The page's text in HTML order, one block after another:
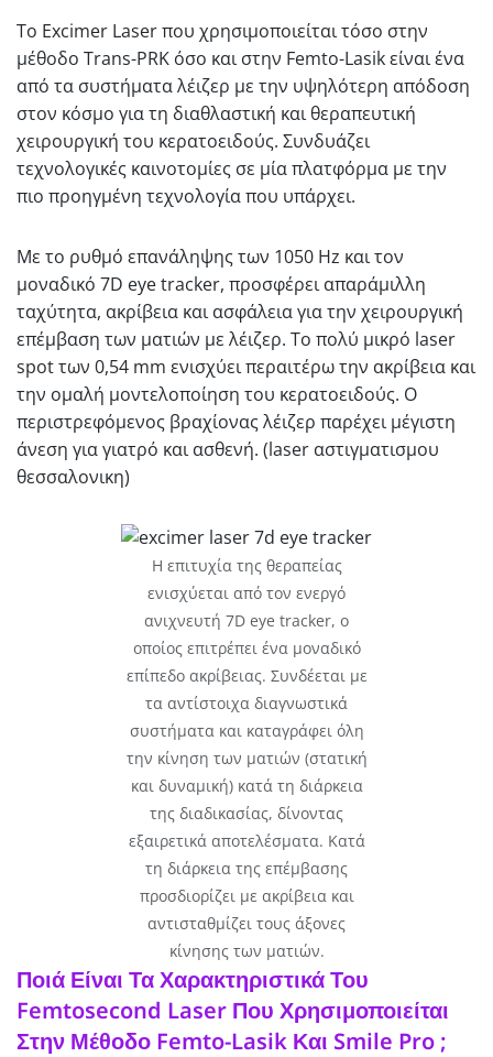
Το Excimer Laser που χρησιμοποιείται τόσο στην
μέθοδο Trans-PRK όσο και στην Femto-Lasik είναι ένα
από τα συστήματα λέιζερ με την υψηλότερη απόδοση
στον κόσμο για τη διαθλαστική και θεραπευτική
χειρουργική του κερατοειδούς. Συνδυάζει
τεχνολογικές καινοτομίες σε μία πλατφόρμα με την
πιο προηγμένη τεχνολογία που υπάρχει.
Με το ρυθμό επανάληψης των 1050 Hz και τον
μοναδικό 7D eye tracker, προσφέρει απαράμιλλη
ταχύτητα, ακρίβεια και ασφάλεια για την χειρουργική
επέμβαση των ματιών με λέιζερ. Το πολύ μικρό laser
spot των 0,54 mm ενισχύει περαιτέρω την ακρίβεια και
την ομαλή μοντελοποίηση του κερατοειδούς. Ο
περιστρεφόμενος βραχίονας λέιζερ παρέχει μέγιστη
άνεση για γιατρό και ασθενή. (laser αστιγματισμου
θεσσαλονικη)
Η επιτυχία της θεραπείας
ενισχύεται από τον ενεργό
ανιχνευτή 7D eye tracker, ο
οποίος επιτρέπει ένα μοναδικό
επίπεδο ακρίβειας. Συνδέεται με
τα αντίστοιχα διαγνωστικά
συστήματα και καταγράφει όλη
την κίνηση των ματιών (στατική
και δυναμική) κατά τη διάρκεια
της διαδικασίας, δίνοντας
εξαιρετικά αποτελέσματα. Κατά
τη διάρκεια της επέμβασης
προσδιορίζει με ακρίβεια και
αντισταθμίζει τους άξονες
κίνησης των ματιών.
Ποιά Είναι Τα Χαρακτηριστικά Του
Femtosecond Laser Που Χρησιμοποιείται
Στην Μέθοδο Femto-Lasik Και Smile Pro ;